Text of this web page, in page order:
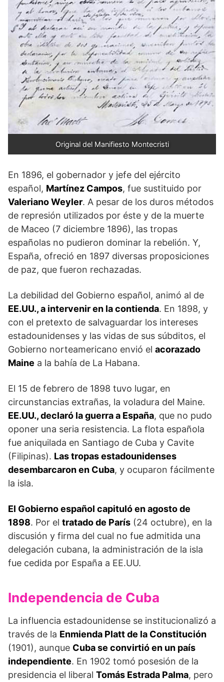
Original del Manifiesto Montecristi
En 1896, el gobernador y jefe del ejército
español, Martínez Campos, fue sustituido por
Valeriano Weyler. A pesar de los duros métodos
de represión utilizados por éste y de la muerte
de Maceo (7 diciembre 1896), las tropas
españolas no pudieron dominar la rebelión. Y,
España, ofreció en 1897 diversas proposiciones
de paz, que fueron rechazadas.
La debilidad del Gobierno español, animó al de
EE.UU., a intervenir en la contienda. En 1898, y
con el pretexto de salvaguardar los intereses
estadounidenses y las vidas de sus súbditos, el
Gobierno norteamericano envió el acorazado
Maine a la bahía de La Habana.
El 15 de febrero de 1898 tuvo lugar, en
circunstancias extrañas, la voladura del Maine.
EE.UU., declaró la guerra a España, que no pudo
oponer una seria resistencia. La flota española
fue aniquilada en Santiago de Cuba y Cavite
(Filipinas). Las tropas estadounidenses
desembarcaron en Cuba, y ocuparon fácilmente
la isla.
El Gobierno español capituló en agosto de
1898. Por el tratado de París (24 octubre), en la
discusión y firma del cual no fue admitida una
delegación cubana, la administración de la isla
fue cedida por España a EE.UU.
Independencia de Cuba
La influencia estadounidense se institucionalizó a
través de la Enmienda Platt de la Constitución
(1901), aunque Cuba se convirtió en un país
independiente. En 1902 tomó posesión de la
presidencia el liberal Tomás Estrada Palma, pero